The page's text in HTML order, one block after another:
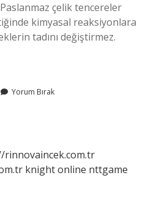
çelik tencereler
kimyasal reaksiyonlara
tadını değiştirmez.
Yorum Bırak
rinnovaincek.com.tr
knight online nttgame